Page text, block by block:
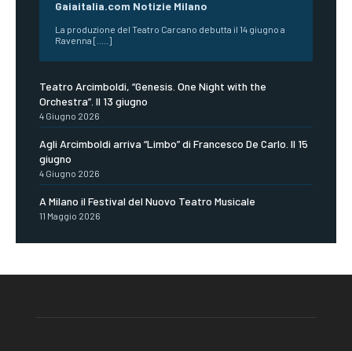
Gaiaitalia.com Notizie Milano
La produzione del Teatro Carcano debutta il 14 giugno a
Ravenna [.....]
Teatro Arcimboldi, “Genesis. One Night with the
Orchestra”. Il 13 giugno
4 Giugno 2026
Agli Arcimboldi arriva “Limbo” di Francesco De Carlo. Il 15
giugno
4 Giugno 2026
A Milano il Festival del Nuovo Teatro Musicale
11 Maggio 2026